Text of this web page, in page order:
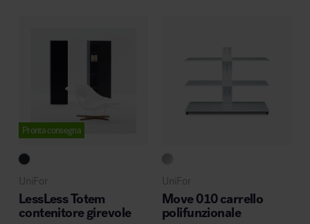
MillerKnoll
Pronta consegna
UniFor
LessLess Totem
contenitore girevole
UniFor
Move 010 carrello
polifunzionale